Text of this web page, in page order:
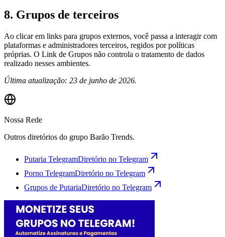
8. Grupos de terceiros
Ao clicar em links para grupos externos, você passa a interagir com
plataformas e administradores terceiros, regidos por políticas
próprias. O Link de Grupos não controla o tratamento de dados
realizado nesses ambientes.
Última atualização: 23 de junho de 2026.
Nossa Rede
Outros diretórios do grupo Barão Trends.
Putaria TelegramDiretório no Telegram
Porno TelegramDiretório no Telegram
Grupos de PutariaDiretório no Telegram